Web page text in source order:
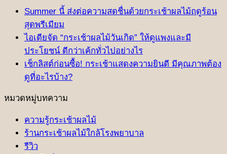
Summer นี้ ส่งต่อความสดชื่นด้วยกระเช้าผลไม้ฤดูร้อน
สุดพรีเมียม
ไอเดียจัด “กระเช้าผลไม้วันเกิด” ให้ดูแพงและมี
ประโยชน์ ดีกว่าเค้กทั่วไปอย่างไร
เช็กลิสต์ก่อนซื้อ! กระเช้าแสดงความยินดี มีคุณภาพต้อง
ดูที่อะไรบ้าง?
หมวดหมู่บทความ
ความรู้กระเช้าผลไม้
ร้านกระเช้าผลไม้ใกล้โรงพยาบาล
รีวิว